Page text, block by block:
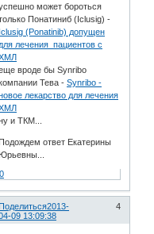
может бороться
Понатиниб (Iclusig) -
Iclusig (Ponatinib) допущен
для лечения пациентов с
вроде бы Synribo
Тева -Synribo -
лекарство для лечения
и ТКМ...
Подождем ответ Екатерины
Юрьевны...
0
4
2013-
09 13:09:38